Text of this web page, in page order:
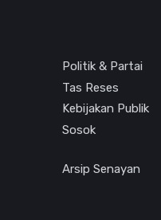
Politik & Partai
Tas Reses
Kebijakan Publik
Sosok
Arsip Senayan